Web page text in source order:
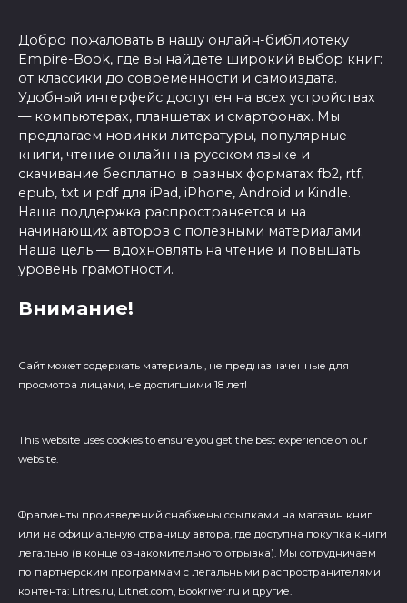
Добро пожаловать в нашу онлайн-библиотеку
Empire-Book, где вы найдете широкий выбор книг:
от классики до современности и самоиздата.
Удобный интерфейс доступен на всех устройствах
— компьютерах, планшетах и смартфонах. Мы
предлагаем новинки литературы, популярные
книги, чтение онлайн на русском языке и
скачивание бесплатно в разных форматах fb2, rtf,
epub, txt и pdf для iPad, iPhone, Android и Kindle.
Наша поддержка распространяется и на
начинающих авторов с полезными материалами.
Наша цель — вдохновлять на чтение и повышать
уровень грамотности.
Внимание!
Сайт может содержать материалы, не предназначенные для
просмотра лицами, не достигшими 18 лет!
This website uses cookies to ensure you get the best experience on our
website.
Фрагменты произведений cнабжены ссылками на магазин книг
или на официальную страницу автора, где доступна покупка книги
легально (в конце ознакомительного отрывка). Мы сотрудничаем
по партнерским программам с легальными распространителями
контента: Litres.ru, Litnet.com, Bookriver.ru и другие.